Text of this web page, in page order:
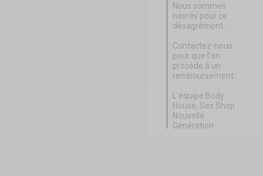
Nous sommes
navrés pour ce
désagrément,
Contactez-nous
pour que l'on
procède à un
remboursement.
L'équipe Body
House, Sex Shop
Nouvelle
Génération